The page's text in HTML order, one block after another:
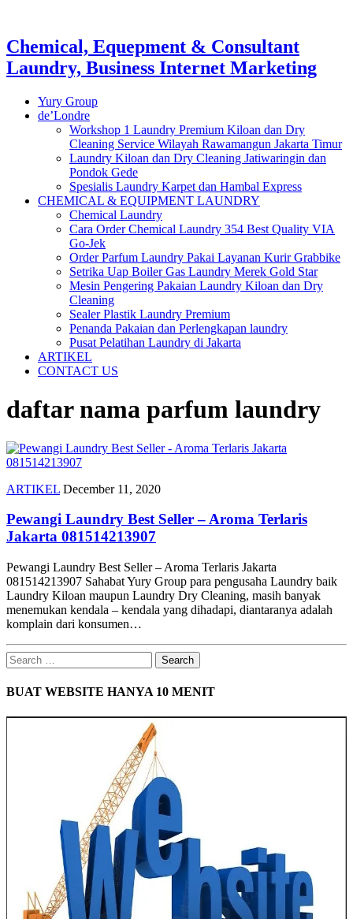
Chemical, Equepment & Consultant
Laundry, Business Internet Marketing
Yury Group
de’Londre
Workshop 1 Laundry Premium Kiloan dan Dry
Cleaning Service Wilayah Rawamangun Jakarta Timur
Laundry Kiloan dan Dry Cleaning Jatiwaringin dan
Pondok Gede
Spesialis Laundry Karpet dan Hambal Express
CHEMICAL & EQUIPMENT LAUNDRY
Chemical Laundry
Cara Order Chemical Laundry 354 Best Quality VIA
Go-Jek
Order Parfum Laundry Pakai Layanan Kurir Grabbike
Setrika Uap Boiler Gas Laundry Merek Gold Star
Mesin Pengering Pakaian Laundry Kiloan dan Dry
Cleaning
Sealer Plastik Laundry Premium
Penanda Pakaian dan Perlengkapan laundry
Pusat Pelatihan Laundry di Jakarta
ARTIKEL
CONTACT US
daftar nama parfum laundry
ARTIKEL December 11, 2020
Pewangi Laundry Best Seller – Aroma Terlaris
Jakarta 081514213907
Pewangi Laundry Best Seller – Aroma Terlaris Jakarta
081514213907 Sahabat Yury Group para pengusaha Laundry baik
Laundry Kiloan maupun Laundry Dry Cleaning, masih banyak
menemukan kendala – kendala yang dihadapi, diantaranya adalah
komplain dari konsumen…
Search
for:
BUAT WEBSITE HANYA 10 MENIT